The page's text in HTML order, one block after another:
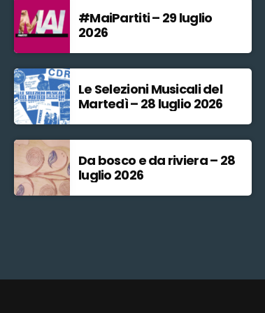
#MaiPartiti – 29 luglio
2026
Le Selezioni Musicali del
Martedì – 28 luglio 2026
Da bosco e da riviera – 28
luglio 2026